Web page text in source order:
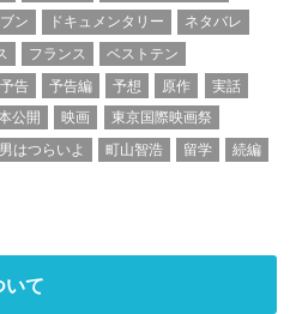
ン ドキュメンタリー
ネタバレ
フランス
ベストテン
予告 予告編 予想 原作
実話
公開 映画
東京国際映画祭
男はつらいよ 町山智浩 留学
続編
いて